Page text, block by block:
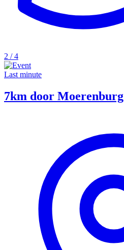
2 / 4
Last minute
7km door Moerenburg